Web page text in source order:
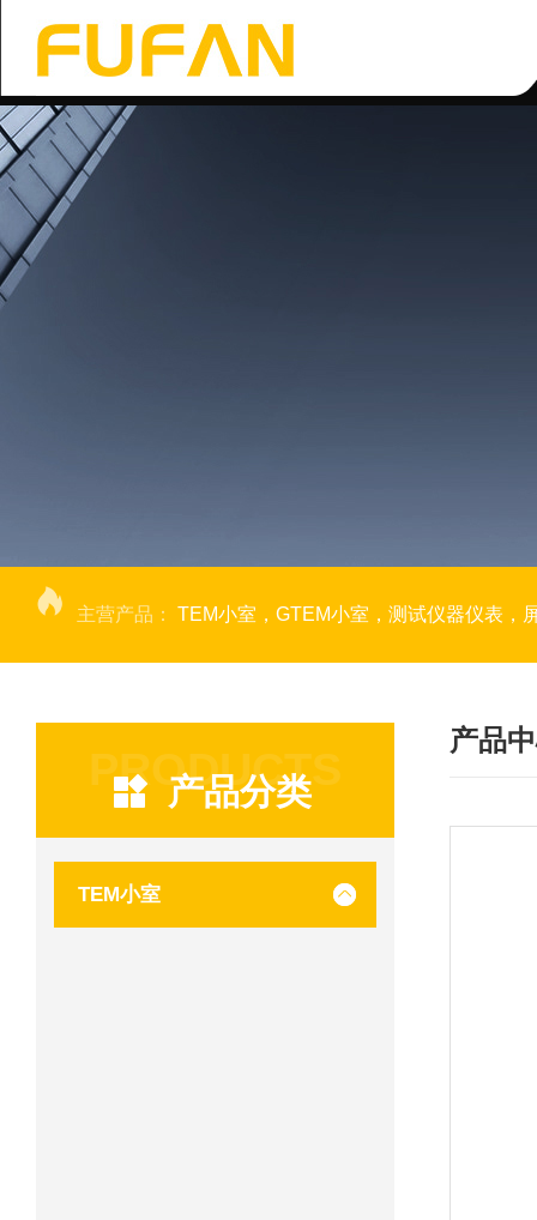
主营产品： TEM小室，GTEM小室，测试仪器仪表，
PRODUCTS
产品分类
TEM小室
产品